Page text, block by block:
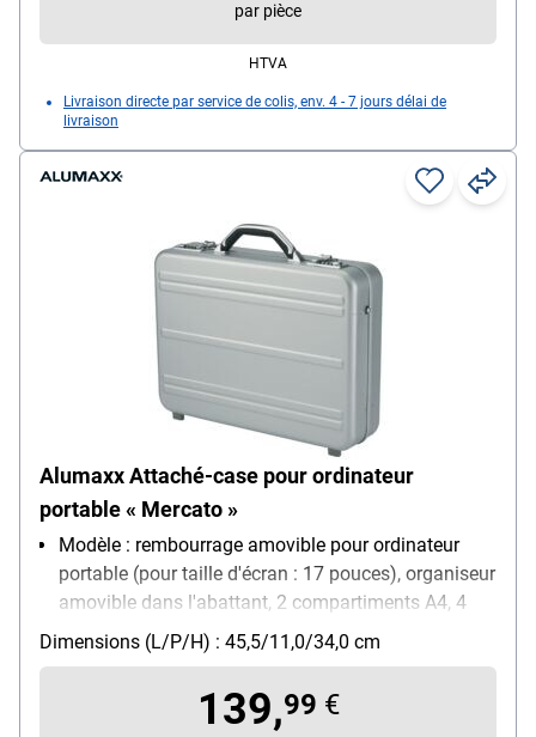
par pièce
HTVA
Livraison directe par service de colis, env. 4 - 7 jours délai de
livraison
Alumaxx Attaché-case pour ordinateur
portable « Mercato »
Modèle : rembourrage amovible pour ordinateur
portable (pour taille d'écran : 17 pouces), organiseur
amovible dans l'abattant, 2 compartiments A4, 4
boucles-stylos, 3 compartiments pour cartes de
visite, 3 pochettes avec fermeture auto-agrippante,
avec bandoulière amovible, 2 serrures à
Dimensions (L/P/H) : 45,5/11,0/34,0 cm
139,99 €